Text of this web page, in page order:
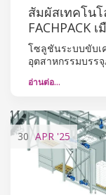
สัมผัสเทคโน
FACHPACK
โซลูชันระบบขับเ
อุตสาหกรรมบรร
อ่านต่อ…
30 APR '25